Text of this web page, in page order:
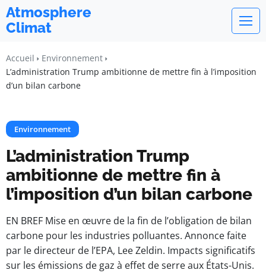
Atmosphere
Climat
Accueil
Environnement
L’administration Trump ambitionne de mettre fin à l’imposition
d’un bilan carbone
Environnement
L’administration Trump
ambitionne de mettre fin à
l’imposition d’un bilan carbone
EN BREF Mise en œuvre de la fin de l’obligation de bilan
carbone pour les industries polluantes. Annonce faite
par le directeur de l’EPA, Lee Zeldin. Impacts significatifs
sur les émissions de gaz à effet de serre aux États-Unis.